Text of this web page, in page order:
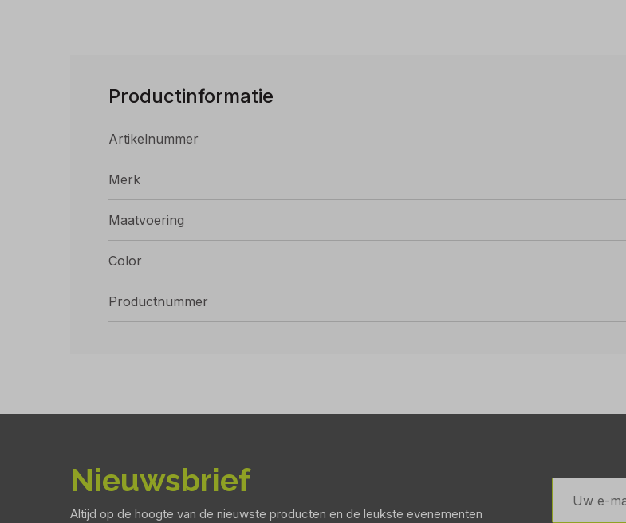
Productinformatie
Artikelnummer
Merk
Maatvoering
Color
Productnummer
Nieuwsbrief
Altijd op de hoogte van de nieuwste producten en de leukste evenementen
E-
mailadres